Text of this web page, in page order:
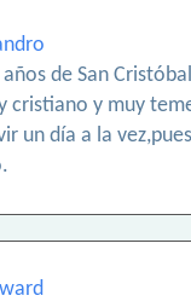
de San
cristiano y muy
un día a la